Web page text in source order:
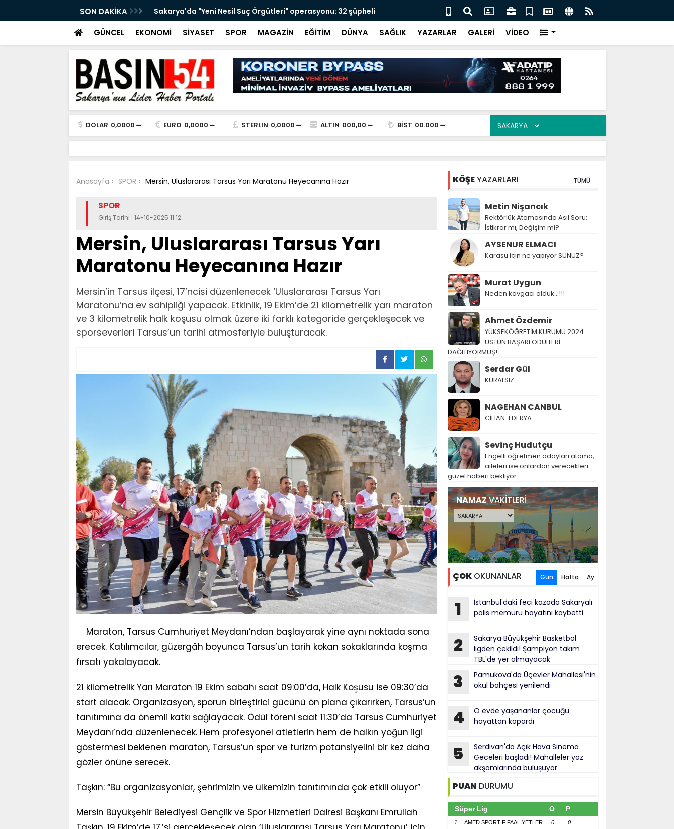
SON DAKİKA
operasyonu: 32 şüpheli
1983’te Sakarya’dan Meclis’e gitmişti: ANAP’ın kurucu ismi Nihat
Akpak hayatını kaybetti
AFAD Sakarya’da Bekir Şen’e veda: Yeni görevi öncesi personelle
helalleşti
GÜNCEL EKONOMİ SİYASET SPOR MAGAZİN EĞİTİM DÜNYA SAĞLIK YAZARLAR GALERİ VİDEO
DOLAR 0,0000 EURO 0,0000 STERLIN 0,0000 ALTIN 000,00 BİST 00.000
Anasayfa SPOR Mersin, Uluslararası Tarsus Yarı Maratonu Heyecanına Hazır
SPOR
Giriş Tarihi : 14-10-2025 11:12
Mersin, Uluslararası Tarsus Yarı
Maratonu Heyecanına Hazır
Mersin’in Tarsus ilçesi, 17’ncisi düzenlenecek ‘Uluslararası Tarsus Yarı
Maratonu’na ev sahipliği yapacak. Etkinlik, 19 Ekim’de 21 kilometrelik yarı maraton
ve 3 kilometrelik halk koşusu olmak üzere iki farklı kategoride gerçekleşecek ve
sporseverleri Tarsus’un tarihi atmosferiyle buluşturacak.
Maraton, Tarsus Cumhuriyet Meydanı’ndan başlayarak yine aynı noktada sona
erecek. Katılımcılar, güzergâh boyunca Tarsus’un tarih kokan sokaklarında koşma
fırsatı yakalayacak.
21 kilometrelik Yarı Maraton 19 Ekim sabahı saat 09:00’da, Halk Koşusu ise 09:30’da
start alacak. Organizasyon, sporun birleştirici gücünü ön plana çıkarırken, Tarsus’un
tanıtımına da önemli katkı sağlayacak. Ödül töreni saat 11:30’da Tarsus Cumhuriyet
Meydanı’nda düzenlenecek. Hem profesyonel atletlerin hem de halkın yoğun ilgi
göstermesi beklenen maraton, Tarsus’un spor ve turizm potansiyelini bir kez daha
gözler önüne serecek.
Taşkın: “Bu organizasyonlar, şehrimizin ve ülkemizin tanıtımında çok etkili oluyor”
Mersin Büyükşehir Belediyesi Gençlik ve Spor Hizmetleri Dairesi Başkanı Emrullah
KÖŞEYAZARLARI TÜMÜ
Metin Nişancık
Rektörlük Atamasında Asıl Soru:
İstikrar mı, Değişim mi?
AYSENUR ELMACI
Karasu için ne yapıyor SUNUZ?
Murat Uygun
Neden kavgacı olduk…!!!
Ahmet Özdemir
YÜKSEKÖĞRETİM KURUMU 2024
ÜSTÜN BAŞARI ÖDÜLLERİ
DAĞITIYORMUŞ!
Serdar Gül
KURALSIZ
NAGEHAN CANBUL
CİHAN-I DERYA
Sevinç Hudutçu
Engelli öğretmen adayları atama,
aileleri ise onlardan verecekleri
güzel haberi bekliyor...
NAMAZVAKİTLERİ
ÇOKOKUNANLAR Gün Hafta Ay
1
İstanbul'daki feci kazada Sakaryalı
polis memuru hayatını kaybetti
2
Sakarya Büyükşehir Basketbol
ligden çekildi! Şampiyon takım
TBL'de yer almayacak
3
Pamukova'da Üçevler Mahallesi'nin
okul bahçesi yenilendi
4
O evde yaşananlar çocuğu
hayattan kopardı
5
Serdivan'da Açık Hava Sinema
Geceleri başladı! Mahalleler yaz
akşamlarında buluşuyor
PUAN DURUMU
Süper Lig O P
1 AMED SPORTİF FAALİYETLER 0
0